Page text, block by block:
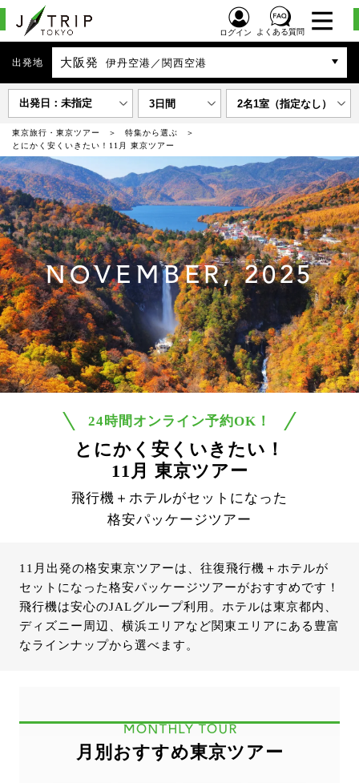
ログイン よくある質問
出発地 大阪発 伊丹空港／関西空港
出発日：未指定 3日間 2名1室（指定なし）
東京旅行・東京ツアー
特集から選ぶ
とにかく安くいきたい！11月 東京ツアー
NOVEMBER, 2025
24時間オンライン予約OK！
とにかく安くいきたい！
11月 東京ツアー
飛行機＋ホテルがセットになった
格安パッケージツアー
11月出発の格安東京ツアーは、往復飛行機＋ホテルが
セットになった格安パッケージツアーがおすすめです！
飛行機は安心のJALグループ利用。ホテルは東京都内、
ディズニー周辺、横浜エリアなど関東エリアにある豊富
なラインナップから選べます。
MONTHLY TOUR
月別おすすめ東京ツアー